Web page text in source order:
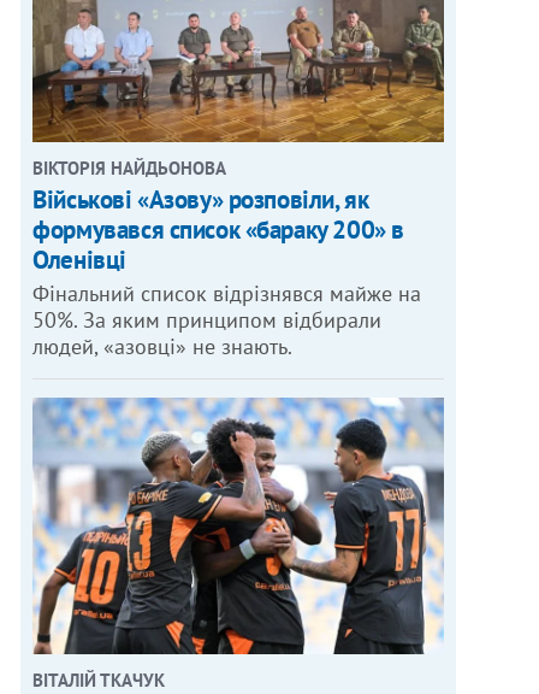
ВІКТОРІЯ НАЙДЬОНОВА
Військові «Азову» розповіли, як
формувався список «бараку 200» в
Оленівці
Фінальний список відрізнявся майже на
50%. За яким принципом відбирали
людей, «азовці» не знають.
ВІТАЛІЙ ТКАЧУК